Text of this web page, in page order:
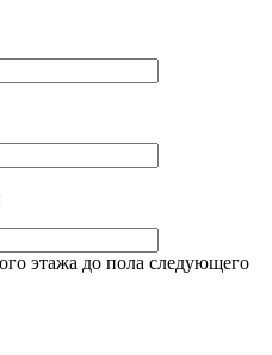
этажа до пола следующего